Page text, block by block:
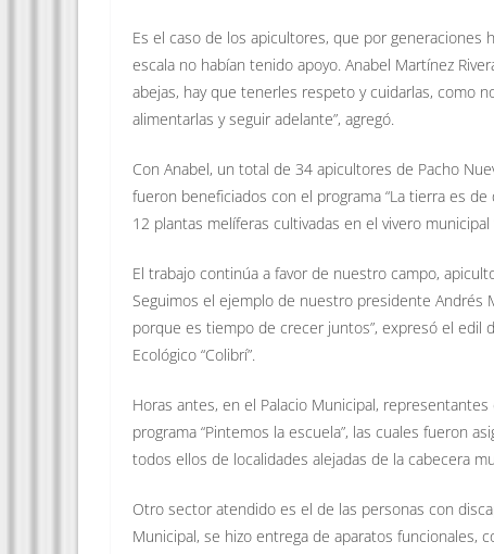
Es el caso de los apicultores, que por
escala no habían tenido apoyo. Anabel Martínez
abejas, hay que tenerles respeto y cuidarlas, como
alimentarlas y seguir adelante”, agregó.
Con Anabel, un total de 34 apicultores de Pacho
fueron beneficiados con el programa “La tierra es
12 plantas melíferas cultivadas en el vivero municipal
El trabajo continúa a favor de nuestro campo,
Seguimos el ejemplo de nuestro presidente Andrés
porque es tiempo de crecer juntos”, expresó el
Ecológico “Colibrí”.
Horas antes, en el Palacio Municipal,
programa “Pintemos la escuela”, las cuales fueron
todos ellos de localidades alejadas de la cabecera
Otro sector atendido es el de las personas con
Municipal, se hizo entrega de aparatos funcionales,